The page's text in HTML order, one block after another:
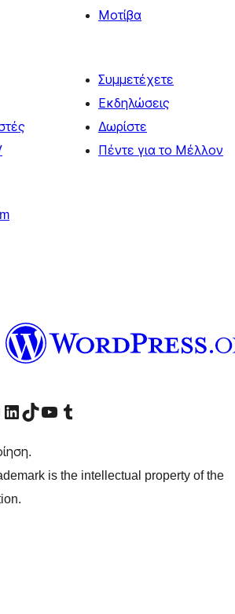
Μοτίβα
Συμμετέχετε
Εκδηλώσεις
Δωρίστε
Πέντε για το Μέλλον
μας στο Facebook
τον λογαριασμό μας Instagram
Επισκεφθείτε τον λογαριασμό μας LinkedIn
Visit our TikTok account
Visit our YouTube channel
Visit our Tumblr account
is the intellectual property of the